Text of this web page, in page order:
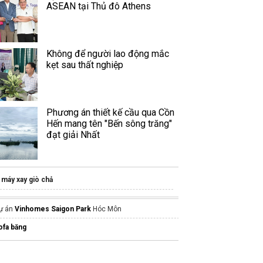
ASEAN tại Thủ đô Athens
Không để người lao động mắc
kẹt sau thất nghiệp
Phương án thiết kế cầu qua Cồn
Hến mang tên "Bến sông trăng"
đạt giải Nhất
máy xay giò chả
án Vinhomes Saigon Park Hóc Môn
băng